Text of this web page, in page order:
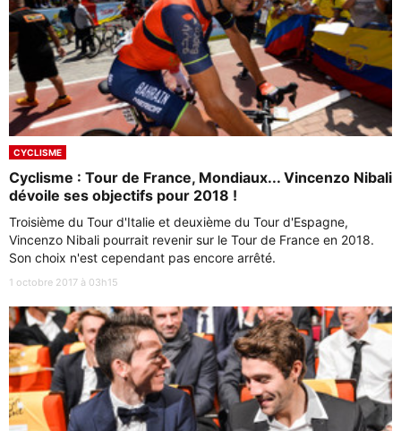
CYCLISME
Cyclisme : Tour de France, Mondiaux... Vincenzo Nibali
dévoile ses objectifs pour 2018 !
Troisième du Tour d'Italie et deuxième du Tour d'Espagne,
Vincenzo Nibali pourrait revenir sur le Tour de France en 2018.
Son choix n'est cependant pas encore arrêté.
1 octobre 2017 à 03h15